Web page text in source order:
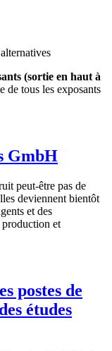
(sortie en haut à
de tous les exposants
GmbH
peut-être pas de
deviennent bientôt
et des
et
postes de
études